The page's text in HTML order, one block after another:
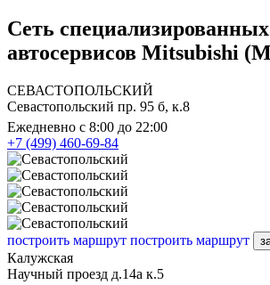
Сеть специализированных
автосервисов Mitsubishi
СЕВАСТОПОЛЬСКИЙ
Севастопольский пр. 95 б, к.8
Ежедневно с 8:00 до 22:00
+7 (499) 460-69-84
построить маршрут построить маршрут
Калужская
Научный проезд д.14а к.5